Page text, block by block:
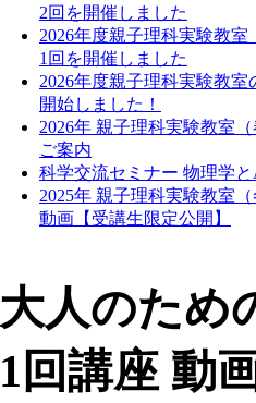
2回を開催しました
2026年度親子理科実験教室
1回を開催しました
2026年度親子理科実験教室
開始しました！
2026年 親子理科実験教室
ご案内
科学交流セミナー 物理学
2025年 親子理科実験教室
動画【受講生限定公開】
大人のため
1回講座 動